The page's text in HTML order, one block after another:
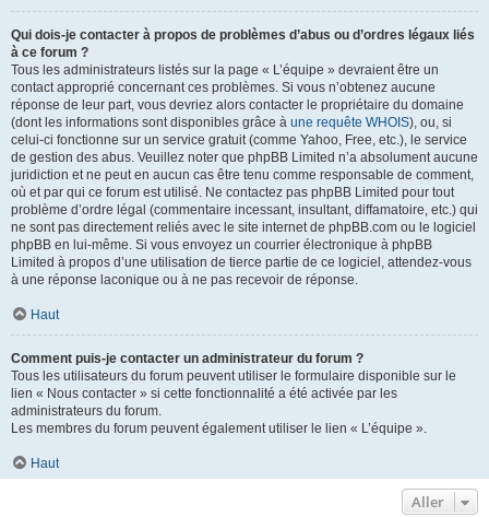
Qui dois-je contacter à propos de problèmes d’abus ou d’ordres légaux liés
à ce forum ?
Tous les administrateurs listés sur la page « L’équipe » devraient être un
contact approprié concernant ces problèmes. Si vous n’obtenez aucune
réponse de leur part, vous devriez alors contacter le propriétaire du domaine
(dont les informations sont disponibles grâce à une requête WHOIS), ou, si
celui-ci fonctionne sur un service gratuit (comme Yahoo, Free, etc.), le service
de gestion des abus. Veuillez noter que phpBB Limited n’a absolument aucune
juridiction et ne peut en aucun cas être tenu comme responsable de comment,
où et par qui ce forum est utilisé. Ne contactez pas phpBB Limited pour tout
problème d’ordre légal (commentaire incessant, insultant, diffamatoire, etc.) qui
ne sont pas directement reliés avec le site internet de phpBB.com ou le logiciel
phpBB en lui-même. Si vous envoyez un courrier électronique à phpBB
Limited à propos d’une utilisation de tierce partie de ce logiciel, attendez-vous
à une réponse laconique ou à ne pas recevoir de réponse.
Haut
Comment puis-je contacter un administrateur du forum ?
Tous les utilisateurs du forum peuvent utiliser le formulaire disponible sur le
lien « Nous contacter » si cette fonctionnalité a été activée par les
administrateurs du forum.
Les membres du forum peuvent également utiliser le lien « L’équipe ».
Haut
Aller